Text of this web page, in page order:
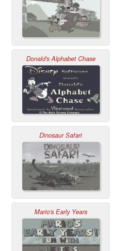
Donald's Alphabet Chase
Dinosaur Safari
Mario's Early Years